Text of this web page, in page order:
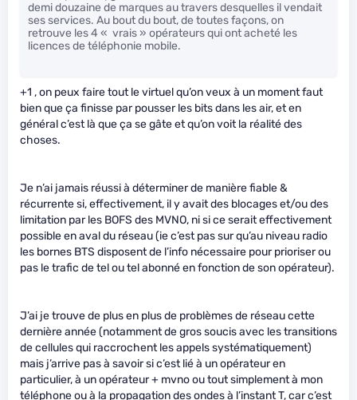
demi douzaine de marques au travers desquelles il vendait
ses services. Au bout du bout, de toutes façons, on
retrouve les 4 « vrais » opérateurs qui ont acheté les
licences de téléphonie mobile.
+1 , on peux faire tout le virtuel qu’on veux à un moment faut
bien que ça finisse par pousser les bits dans les air, et en
général c’est là que ça se gâte et qu’on voit la réalité des
choses.
Je n’ai jamais réussi à déterminer de manière fiable &
récurrente si, effectivement, il y avait des blocages et/ou des
limitation par les BOFS des MVNO, ni si ce serait effectivement
possible en aval du réseau (ie c’est pas sur qu’au niveau radio
les bornes BTS disposent de l’info nécessaire pour prioriser ou
pas le trafic de tel ou tel abonné en fonction de son opérateur).
J’ai je trouve de plus en plus de problèmes de réseau cette
dernière année (notamment de gros soucis avec les transitions
de cellules qui raccrochent les appels systématiquement)
mais j’arrive pas à savoir si c’est lié à un opérateur en
particulier, à un opérateur + mvno ou tout simplement à mon
téléphone ou à la propagation des ondes à l’instant T, car c’est